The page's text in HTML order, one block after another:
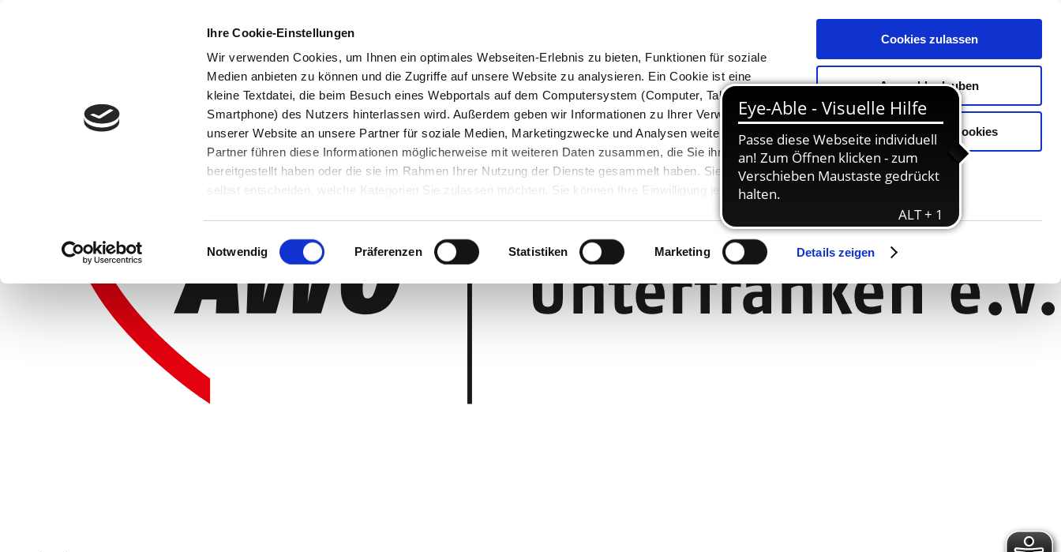
Ihre Cookie-Einstellungen
Wir verwenden Cookies, um Ihnen ein optimales Webseiten-Erlebnis zu bieten, Funktionen für soziale
Medien anbieten zu können und die Zugriffe auf unsere Website zu analysieren. Ein Cookie ist eine
kleine Textdatei, die beim Besuch eines Webportals auf dem Computersystem (Computer, Tablet oder
Smartphone) des Nutzers hinterlassen wird. Außerdem geben wir Informationen zu Ihrer Verwendung
unserer Website an unsere Partner für soziale Medien, Marketingzwecke und Analysen weiter. Unsere
Partner führen diese Informationen möglicherweise mit weiteren Daten zusammen, die Sie ihnen
bereitgestellt haben oder die sie im Rahmen Ihrer Nutzung der Dienste gesammelt haben. Sie können
selbst entscheiden, welche Kategorien Sie zulassen möchten. Sie können Ihre Einwilligung jederzeit
Einwilligungsauswahl
Notwendig Präferenzen Statistiken Marketing Details zeigen
Cookies zulassen
Auswahl erlauben
Nur notwendige Cookies